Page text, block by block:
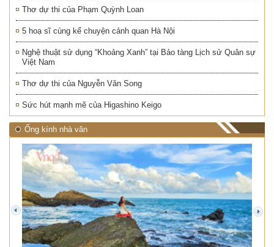
Thơ dự thi của Phạm Quỳnh Loan
5 hoạ sĩ cùng kể chuyện cảnh quan Hà Nội
Nghệ thuật sử dụng “Khoảng Xanh” tại Bảo tàng Lịch sử Quân sự
Việt Nam
Thơ dự thi của Nguyễn Văn Song
Sức hút mạnh mẽ của Higashino Keigo
Ống kính nhà văn
prev next